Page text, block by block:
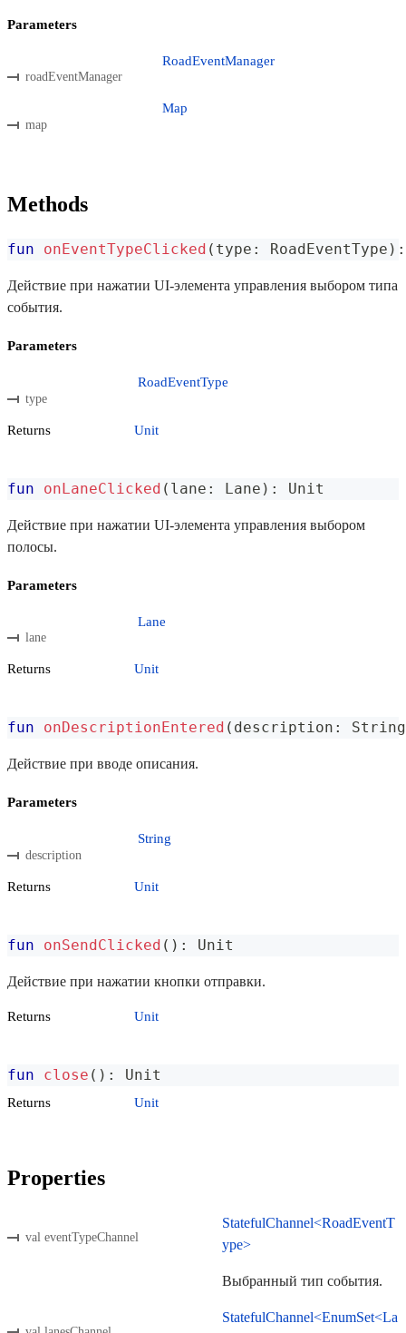
Parameters
roadEventManager
RoadEventManager
map
Map
Methods
fun onEventTypeClicked ( type : RoadEventType ) :
Действие при нажатии UI-элемента управления выбором типа
события.
Parameters
type
RoadEventType
Returns Unit
fun onLaneClicked ( lane : Lane ) : Unit
Действие при нажатии UI-элемента управления выбором
полосы.
Parameters
lane
Lane
Returns Unit
fun onDescriptionEntered ( description : String
Действие при вводе описания.
Parameters
description
String
Returns Unit
fun onSendClicked ( ) : Unit
Действие при нажатии кнопки отправки.
Returns Unit
fun close ( ) : Unit
Returns Unit
Properties
val eventTypeChannel
StatefulChannel<RoadEventT
ype>
Выбранный тип события.
StatefulChannel<EnumSet<La